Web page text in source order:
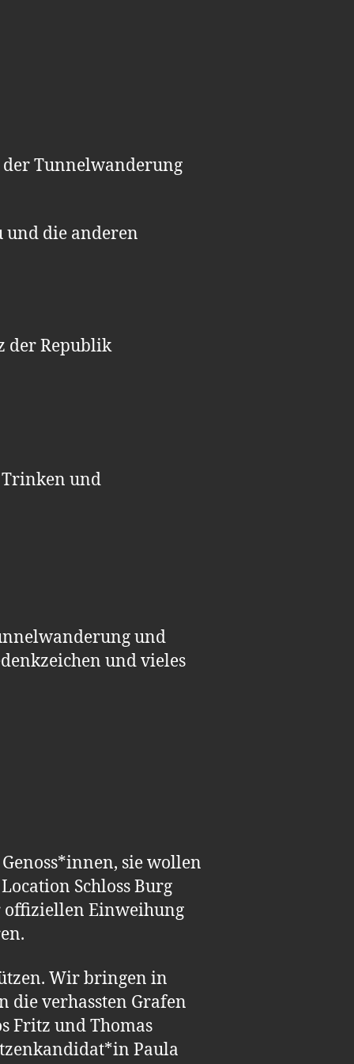
der Tunnelwanderung
und die anderen
der Republik
Trinken und
und
und vieles
sie wollen
Schloss Burg
offiziellen Einweihung
Wir bringen in
die verhassten Grafen
Fritz und Thomas
Paula